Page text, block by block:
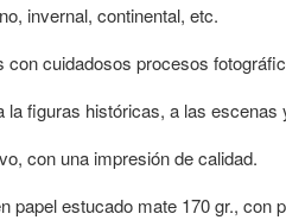
invernal, continental, etc.
cuidadosos procesos
figuras históricas, a las
con una impresión de calidad.
papel estucado mate 170 gr., con